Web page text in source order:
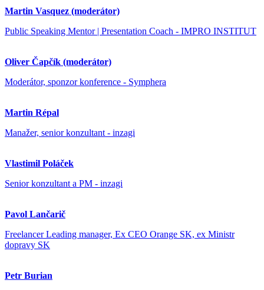
Martin Vasquez (moderátor)
Public Speaking Mentor | Presentation Coach - IMPRO INSTITUT
Oliver Čapčík (moderátor)
Moderátor, sponzor konference - Symphera
Martin Répal
Manažer, senior konzultant - inzagi
Vlastimil Poláček
Senior konzultant a PM - inzagi
Pavol Lančarič
Freelancer Leading manager, Ex CEO Orange SK, ex Ministr
dopravy SK
Petr Burian